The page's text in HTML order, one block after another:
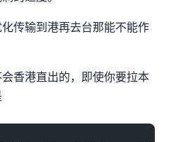
传输到港再去台那能不能作
香港直出的，即使你要拉HK本